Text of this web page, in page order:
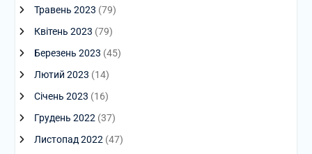
Травень 2023 (79)
Квітень 2023 (79)
Березень 2023 (45)
Лютий 2023 (14)
Січень 2023 (16)
Грудень 2022 (37)
Листопад 2022 (47)